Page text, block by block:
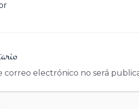
correo electrónico no será